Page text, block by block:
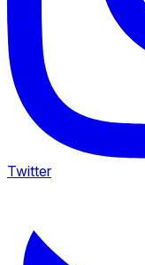
Twitter